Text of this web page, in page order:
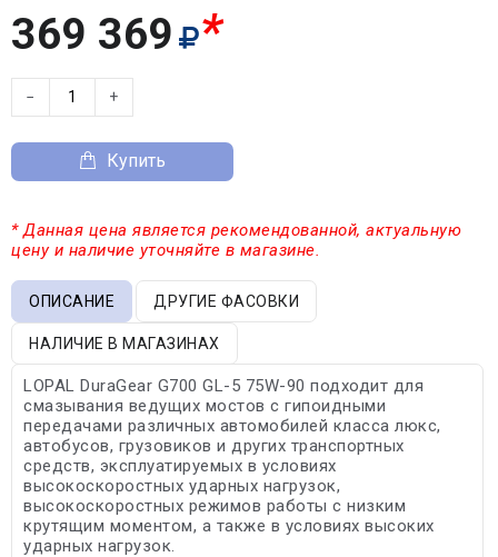
369 369 *
− +
Купить
* Данная цена является рекомендованной, актуальную
цену и наличие уточняйте в магазине.
ОПИСАНИЕ ДРУГИЕ ФАСОВКИ
НАЛИЧИЕ В МАГАЗИНАХ
LOPAL DuraGear G700 GL-5 75W-90 подходит для
смазывания ведущих мостов с гипоидными
передачами различных автомобилей класса люкс,
автобусов, грузовиков и других транспортных
средств, эксплуатируемых в условиях
высокоскоростных ударных нагрузок,
высокоскоростных режимов работы с низким
крутящим моментом, а также в условиях высоких
ударных нагрузок.